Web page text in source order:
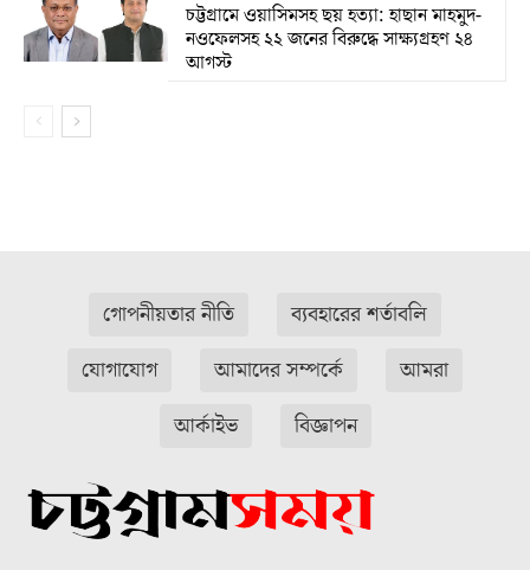
চট্টগ্রামে ওয়াসিমসহ ছয় হত্যা: হাছান মাহমুদ-
নওফেলসহ ২২ জনের বিরুদ্ধে সাক্ষ্যগ্রহণ ২৪
আগস্ট
গোপনীয়তার নীতি
ব্যবহারের শর্তাবলি
যোগাযোগ
আমাদের সম্পর্কে
আমরা
আর্কাইভ
বিজ্ঞাপন